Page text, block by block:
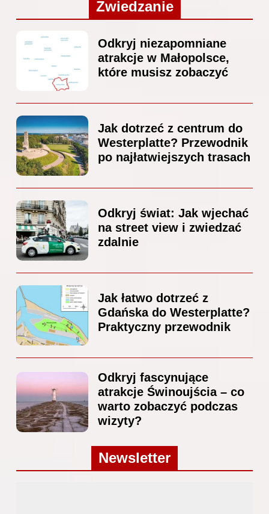
Zwiedzanie
Odkryj niezapomniane
atrakcje w Małopolsce,
które musisz zobaczyć
Jak dotrzeć z centrum do
Westerplatte? Przewodnik
po najłatwiejszych trasach
Odkryj świat: Jak wjechać
na street view i zwiedzać
zdalnie
Jak łatwo dotrzeć z
Gdańska do Westerplatte?
Praktyczny przewodnik
Odkryj fascynujące
atrakcje Świnoujścia – co
warto zobaczyć podczas
wizyty?
Newsletter